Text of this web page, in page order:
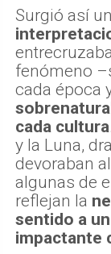
Surgió así
fenómeno
cada época
cada cultura
y la Luna,
devoraban
algunas de
reflejan la
sentido a
impactante